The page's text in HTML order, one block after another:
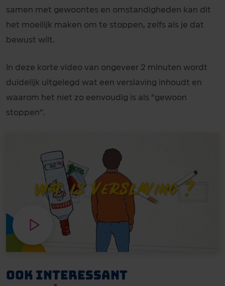
samen met gewoontes en omstandigheden kan dit
het moeilijk maken om te stoppen, zelfs als je dat
bewust wilt.
In deze korte video van ongeveer 2 minuten wordt
duidelijk uitgelegd wat een verslaving inhoudt en
waarom het niet zo eenvoudig is als “gewoon
stoppen”.
Ook interessant